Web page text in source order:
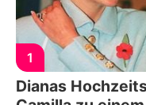
1
Dianas